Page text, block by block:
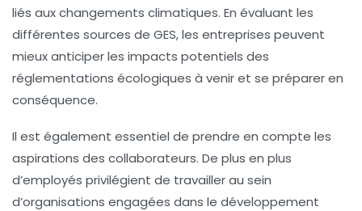
liés aux changements climatiques. En évaluant les
différentes sources de GES, les entreprises peuvent
mieux anticiper les impacts potentiels des
réglementations écologiques à venir et se préparer en
conséquence.
Il est également essentiel de prendre en compte les
aspirations des collaborateurs. De plus en plus
d’employés privilégient de travailler au sein
d’organisations engagées dans le développement